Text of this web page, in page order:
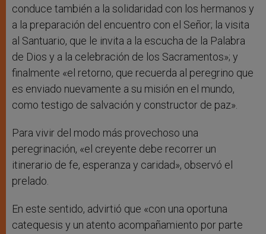
conduce también a la solidaridad con los hermanos y
a la preparación del encuentro con el Señor; la visita
al Santuario, que le invita a la escucha de la Palabra
de Dios y a la celebración de los Sacramentos»; y
finalmente «el retorno, que recuerda al peregrino que
es enviado nuevamente a su misión en el mundo,
como testigo de salvación y constructor de paz».
Para vivir del modo más provechoso una
peregrinación, «el creyente debe recorrer un
itinerario de fe, esperanza y caridad», observó el
prelado.
En este sentido, advirtió que «con una oportuna
catequesis y un atento acompañamiento por parte